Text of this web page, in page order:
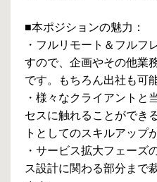
■本ポジションの魅力：
・フルリモート＆フルフ
すので、企画やその他業
です。もちろん出社も可
・様々なクライアントと
セスに触れることができ
トとしてのスキルアップ
・サービス拡大フェーズ
ス設計に関わる部分まで